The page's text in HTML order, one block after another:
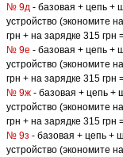
№ 9д - базовая + цепь +
устройство (экономите
грн + на зарядке 315 грн
№ 9е - базовая + цепь +
устройство (экономите
грн + на зарядке 315 грн
№ 9ж - базовая + цепь +
устройство (экономите
грн + на зарядке 315 грн
№ 9з - базовая + цепь +
устройство (экономите